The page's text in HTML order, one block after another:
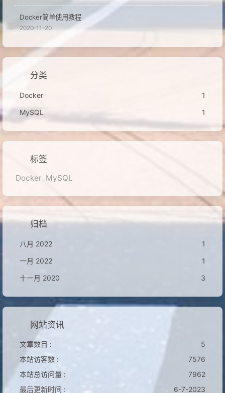
Docker简单使用教程
2020-11-20
分类
Docker
1
MySQL
1
标签
Docker MySQL
归档
八月 2022
1
一月 2022
1
十一月 2020
3
网站资讯
文章数目 :
5
本站访客数 :
7576
本站总访问量 :
7962
最后更新时间 :
6-7-2023